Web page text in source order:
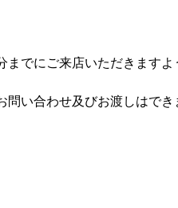
でにご来店いただきますよ
い合わせ及びお渡しはでき